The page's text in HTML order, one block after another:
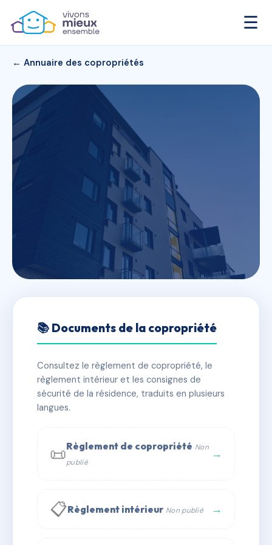
☰
← Annuaire des copropriétés
METROPOLIS
✓ Immatriculée 🏠 91 lots 🏗 1 bâtiment(s)
📞 Contacter Syndic Digital
📚 Documents de la copropriété
Consultez le règlement de copropriété, le
règlement intérieur et les consignes de
sécurité de la résidence, traduits en plusieurs
langues.
📜Règlement de copropriété Non
publié
→
📋Règlement intérieur Non publié →